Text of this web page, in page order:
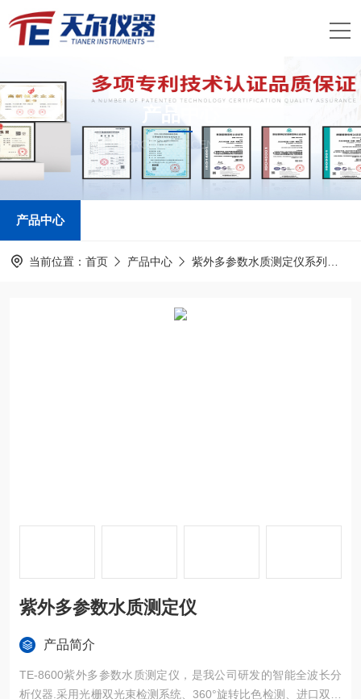
产品中心
PRODUCTS CENTER
产品中心
当前位置： 首页 产品中心 紫外多参数水质测定仪系列
紫外多参数水质测定仪
产品简介
TE-8600紫外多参数水质测定仪，是我公司研发的智能全波长分
析仪器.采用光栅双光束检测系统、360°旋转比色检测、进口双光